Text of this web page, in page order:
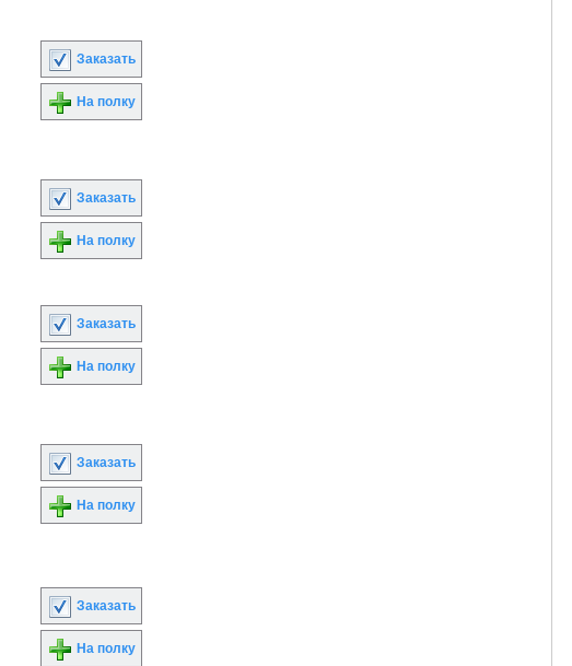
Заказать
На полку
Заказать
На полку
Заказать
На полку
Заказать
На полку
Заказать
На полку